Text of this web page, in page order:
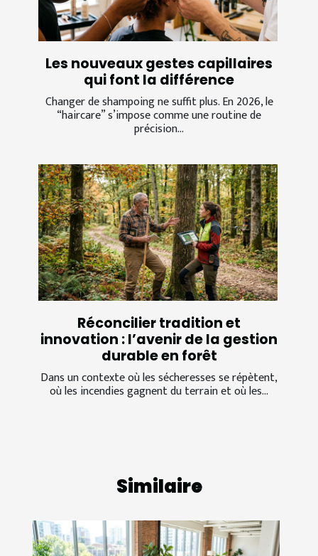
Les nouveaux gestes capillaires
qui font la différence
Changer de shampoing ne suffit plus. En 2026, le
“haircare” s’impose comme une routine de
précision...
Réconcilier tradition et
innovation : l’avenir de la gestion
durable en forêt
Dans un contexte où les sécheresses se répètent,
où les incendies gagnent du terrain et où les...
Similaire